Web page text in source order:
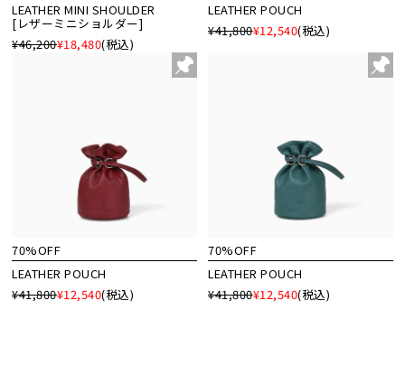
LEATHER MINI SHOULDER
[レザーミニショルダー]
¥46,200¥18,480(税込)
LEATHER POUCH
¥41,800¥12,540(税込)
70%OFF
LEATHER POUCH
¥41,800¥12,540(税込)
70%OFF
LEATHER POUCH
¥41,800¥12,540(税込)